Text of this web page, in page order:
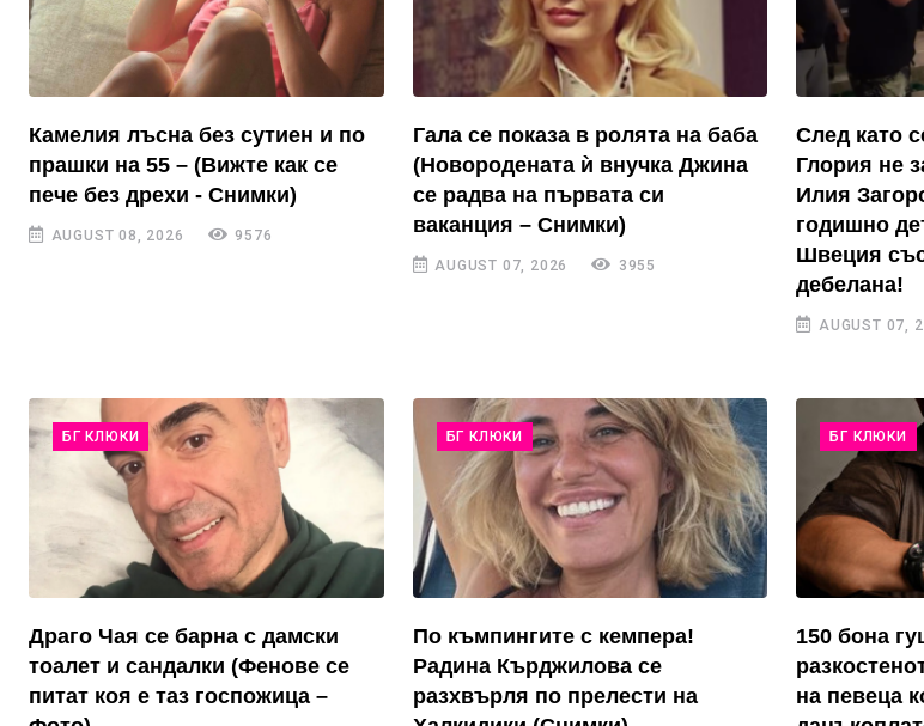
Камелия лъсна без сутиен и по
прашки на 55 – (Вижте как се
пече без дрехи - Снимки)
AUGUST 08, 2026 9576
Гала се показа в ролята на баба
(Новородената ѝ внучка Джина
се радва на първата си
ваканция – Снимки)
AUGUST 07, 2026 3955
След като
Глория не
Илия
годишно
Швеция
дебелана!
AUGUST 07,
БГ КЛЮКИ
Драго Чая се барна с дамски
тоалет и сандалки (Фенове се
питат коя е таз госпожица –
БГ КЛЮКИ
По къмпингите с кемпера!
Радина Кърджилова се
разхвърля по прелести на
БГ КЛЮКИ
150 бона
на певеца